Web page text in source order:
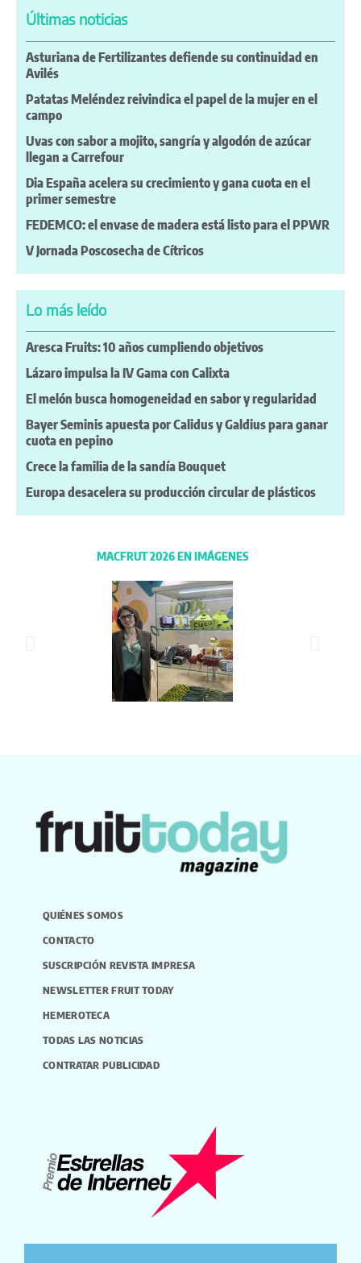
Últimas noticias
Asturiana de Fertilizantes defiende su continuidad en
Avilés
Patatas Meléndez reivindica el papel de la mujer en el
campo
Uvas con sabor a mojito, sangría y algodón de azúcar
llegan a Carrefour
Dia España acelera su crecimiento y gana cuota en el
primer semestre
FEDEMCO: el envase de madera está listo para el PPWR
V Jornada Poscosecha de Cítricos
Lo más leído
Aresca Fruits: 10 años cumpliendo objetivos
Lázaro impulsa la IV Gama con Calixta
El melón busca homogeneidad en sabor y regularidad
Bayer Seminis apuesta por Calidus y Galdius para ganar
cuota en pepino
Crece la familia de la sandía Bouquet
Europa desacelera su producción circular de plásticos
MACFRUT 2026 EN IMÁGENES
QUIÉNES SOMOS
CONTACTO
SUSCRIPCIÓN REVISTA IMPRESA
NEWSLETTER FRUIT TODAY
HEMEROTECA
TODAS LAS NOTICIAS
CONTRATAR PUBLICIDAD